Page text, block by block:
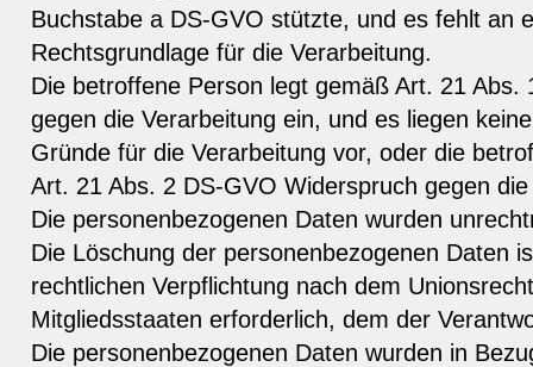
Buchstabe a DS-GVO stützte, und es fehlt an
Rechtsgrundlage für die Verarbeitung.
Die betroffene Person legt gemäß Art. 21 Abs.
gegen die Verarbeitung ein, und es liegen
Gründe für die Verarbeitung vor, oder die
Art. 21 Abs. 2 DS-GVO Widerspruch gegen
Die personenbezogenen Daten wurden
Die Löschung der personenbezogenen Daten
rechtlichen Verpflichtung nach dem
Mitgliedsstaaten erforderlich, dem der
Die personenbezogenen Daten wurden in